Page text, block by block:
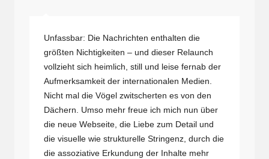
Unfassbar: Die Nachrichten enthalten die
größten Nichtigkeiten – und dieser Relaunch
vollzieht sich heimlich, still und leise fernab der
Aufmerksamkeit der internationalen Medien.
Nicht mal die Vögel zwitscherten es von den
Dächern. Umso mehr freue ich mich nun über
die neue Webseite, die Liebe zum Detail und
die visuelle wie strukturelle Stringenz, durch die
die assoziative Erkundung der Inhalte mehr